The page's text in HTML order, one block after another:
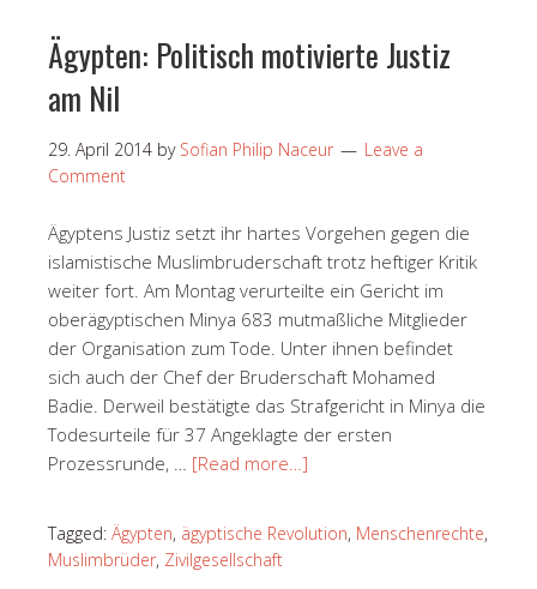
Ägypten: Politisch motivierte Justiz
am Nil
29. April 2014 by Sofian Philip Naceur
Leave a
Comment
Ägyptens Justiz setzt ihr hartes Vorgehen gegen die
islamistische Muslimbruderschaft trotz heftiger Kritik
weiter fort. Am Montag verurteilte ein Gericht im
oberägyptischen Minya 683 mutmaßliche Mitglieder
der Organisation zum Tode. Unter ihnen befindet
sich auch der Chef der Bruderschaft Mohamed
Badie. Derweil bestätigte das Strafgericht in Minya die
Todesurteile für 37 Angeklagte der ersten
Prozessrunde, … [Read more…]
Tagged: Ägypten, ägyptische Revolution, Menschenrechte,
Muslimbrüder, Zivilgesellschaft